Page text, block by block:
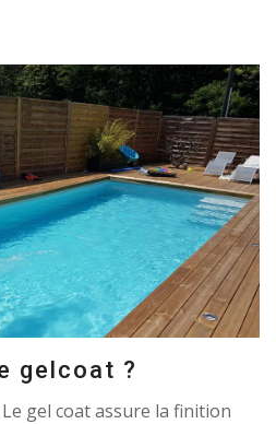
gelcoat ?
gel coat assure la finition